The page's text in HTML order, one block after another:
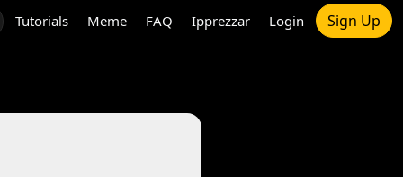
Tutorials Meme FAQ Ipprezzar Login Sign Up